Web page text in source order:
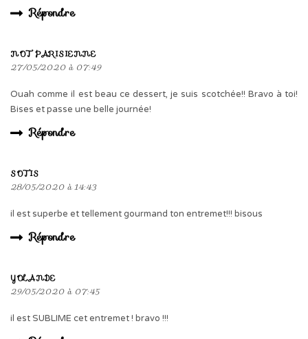
Répondre
NOT PARISIENNE
27/05/2020 à 07:49
Ouah comme il est beau ce dessert, je suis scotchée!! Bravo à toi!
Bises et passe une belle journée!
Répondre
SOTIS
28/05/2020 à 14:43
il est superbe et tellement gourmand ton entremet!!! bisous
Répondre
YOLANDE
29/05/2020 à 07:45
il est SUBLIME cet entremet ! bravo !!!